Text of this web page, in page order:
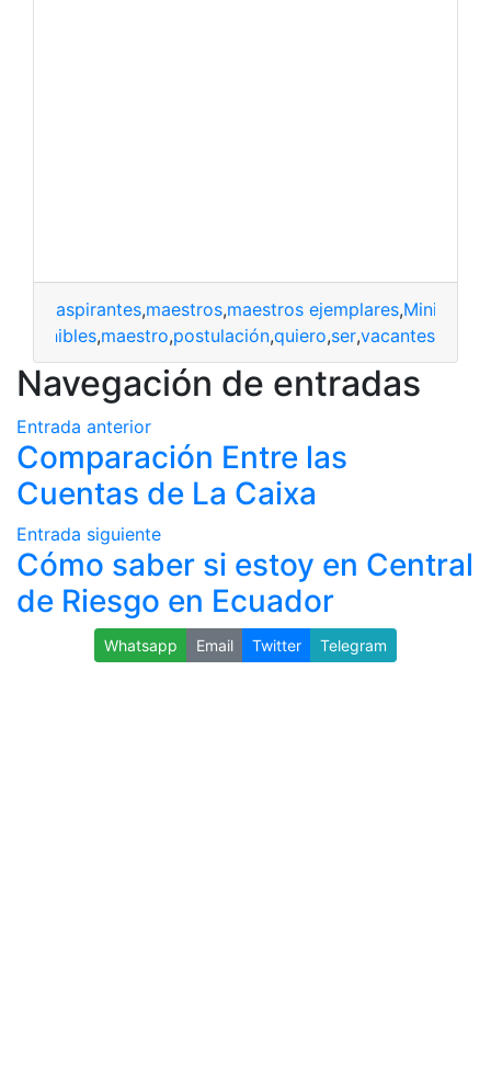
aspirantes,maestros,maestros ejemplares,Ministerio
disponibles,maestro,postulación,quiero,ser,vacantes
Navegación de entradas
Entrada anterior
Comparación Entre las
Cuentas de La Caixa
Entrada siguiente
Cómo saber si estoy en Central
de Riesgo en Ecuador
Whatsapp Email Twitter Telegram